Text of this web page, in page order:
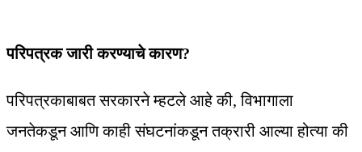
परिपत्रक जारी करण्याचे कारण?
परिपत्रकाबाबत सरकारने म्हटले आहे की, विभागाला
जनतेकडून आणि काही संघटनांकडून तक्रारी आल्या होत्या की